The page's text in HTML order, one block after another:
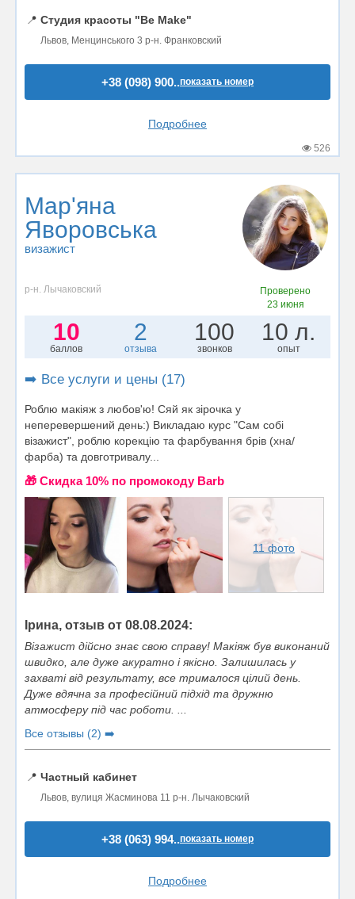
📍 Студия красоты "Be Make"
Львов, Менцинського 3 р-н. Франковский
+38 (098) 900..показать номер
Подробнее
526
Мар'яна
Яворовська
визажист
р-н. Лычаковский
Проверено
23 июня
10
баллов
2
отзыва
100
звонков
10 л.
опыт
➡️ Все услуги и цены (17)
Роблю макіяж з любов'ю! Сяй як зірочка у
неперевершений день:) Викладаю курс "Сам собі
візажист", роблю корекцію та фарбування брів (хна/
фарба) та довготривалу...
🎁 Cкидка 10% по промокоду Barb
11 фото
Ірина, отзыв от 08.08.2024:
Візажист дійсно знає свою справу! Макіяж був виконаний
швидко, але дуже акуратно і якісно. Залишилась у
захваті від результату, все трималося цілий день.
Дуже вдячна за професійний підхід та дружню
атмосферу під час роботи. ...
Все отзывы (2) ➡️
📍 Частный кабинет
Львов, вулиця Жасминова 11 р-н. Лычаковский
+38 (063) 994..показать номер
Подробнее